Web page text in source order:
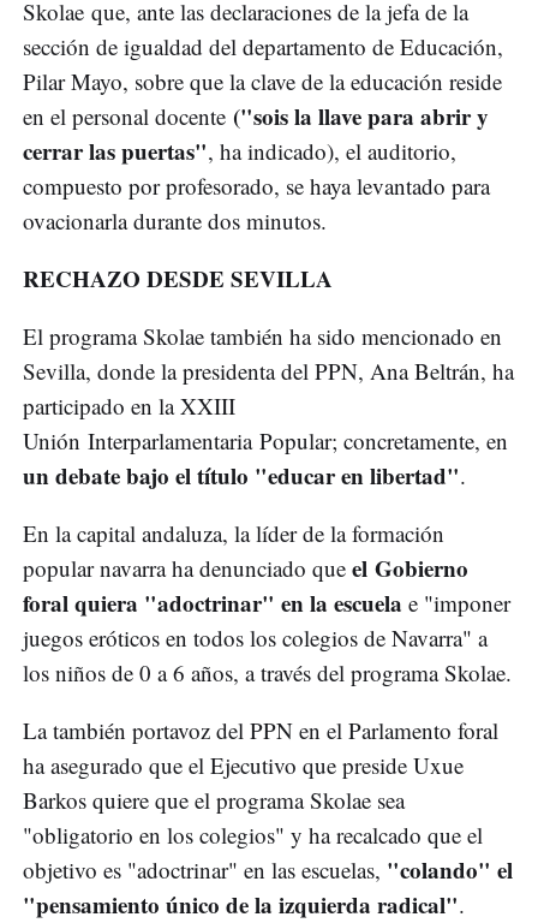
Skolae que, ante las declaraciones de la jefa de la
sección de igualdad del departamento de Educación,
Pilar Mayo, sobre que la clave de la educación reside
en el personal docente ("sois la llave para abrir y
cerrar las puertas", ha indicado), el auditorio,
compuesto por profesorado, se haya levantado para
ovacionarla durante dos minutos.
RECHAZO DESDE SEVILLA
El programa Skolae también ha sido mencionado en
Sevilla, donde la presidenta del PPN, Ana Beltrán, ha
participado en la XXIII
Unión Interparlamentaria Popular; concretamente, en
un debate bajo el título "educar en libertad".
En la capital andaluza, la líder de la formación
popular navarra ha denunciado que el Gobierno
foral quiera "adoctrinar" en la escuela e "imponer
juegos eróticos en todos los colegios de Navarra" a
los niños de 0 a 6 años, a través del programa Skolae.
La también portavoz del PPN en el Parlamento foral
ha asegurado que el Ejecutivo que preside Uxue
Barkos quiere que el programa Skolae sea
"obligatorio en los colegios" y ha recalcado que el
objetivo es "adoctrinar" en las escuelas, "colando" el
"pensamiento único de la izquierda radical".